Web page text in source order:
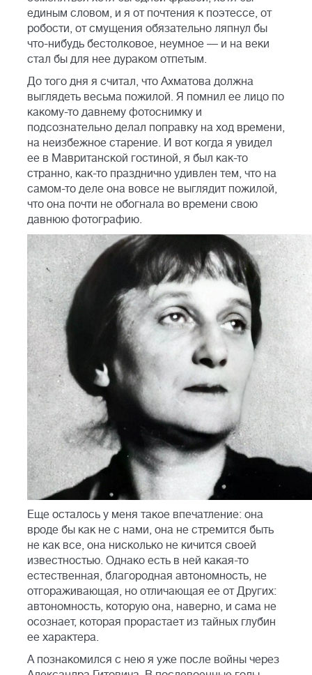
единым словом, и я от почтения к поэтессе, от
робости, от смущения обязательно ляпнул бы
что-нибудь бестолковое, неумное — и на веки
стал бы для нее дураком отпетым.
До того дня я считал, что Ахматова должна
выглядеть весьма пожилой. Я помнил ее лицо по
какому-то давнему фотоснимку и
подсознательно делал поправку на ход времени,
на неизбежное старение. И вот когда я увидел
ее в Мавританской гостиной, я был как-то
странно, как-то празднично удивлен тем, что на
самом-то деле она вовсе не выглядит пожилой,
что она почти не обогнала во времени свою
давнюю фотографию.
Еще осталось у меня такое впечатление: она
вроде бы как не с нами, она не стремится быть
не как все, она нисколько не кичится своей
известностью. Однако есть в ней какая-то
естественная, благородная автономность, не
отгораживающая, но отличающая ее от Других:
автономность, которую она, наверно, и сама не
осознает, которая прорастает из тайных глубин
ее характера.
А познакомился с нею я уже после войны через